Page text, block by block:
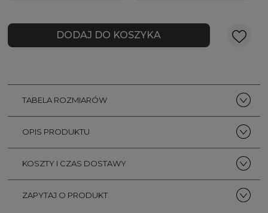
DODAJ DO KOSZYKA
TABELA ROZMIARÓW
OPIS PRODUKTU
KOSZTY I CZAS DOSTAWY
ZAPYTAJ O PRODUKT